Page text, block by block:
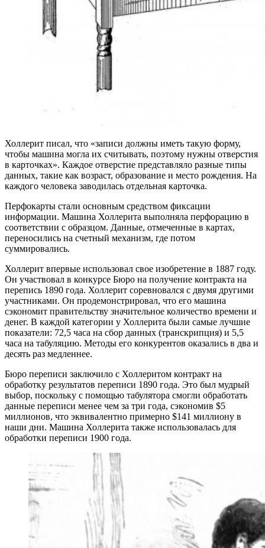
Холлерит писал, что «записи должны иметь такую форму,
чтобы машина могла их считывать, поэтому нужны отверстия
в карточках». Каждое отверстие представляло разные типы
данных, такие как возраст, образование и место рождения. На
каждого человека заводилась отдельная карточка.
Перфокарты стали основным средством фиксации
информации. Машина Холлерита выполняла перфорацию в
соответствии с образцом. Данные, отмеченные в картах,
переносились на счетный механизм, где потом
суммировались.
Холлерит впервые использовал свое изобретение в 1887 году.
Он участвовал в конкурсе Бюро на получение контракта на
перепись 1890 года. Холлерит соревновался с двумя другими
участниками. Он продемонстрировал, что его машина
сэкономит правительству значительное количество времени и
денег. В каждой категории у Холлерита были самые лучшие
показатели: 72,5 часа на сбор данных (транскрипция) и 5,5
часа на табуляцию. Методы его конкурентов оказались в два и
десять раз медленнее.
Бюро переписи заключило с Холлеритом контракт на
обработку результатов переписи 1890 года. Это был мудрый
выбор, поскольку с помощью табулятора смогли обработать
данные переписи менее чем за три года, сэкономив $5
миллионов, что эквивалентно примерно $141 миллиону в
наши дни. Машина Холлерита также использовалась для
обработки переписи 1900 года.